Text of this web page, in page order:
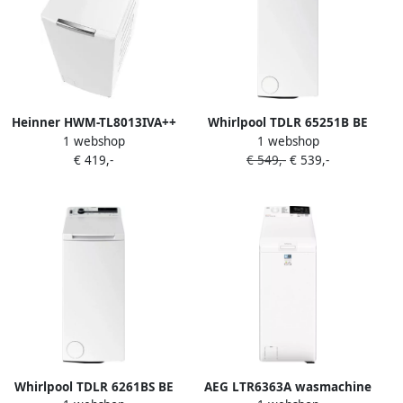
Heinner HWM-TL8013IVA++
Bovenlader Wasmachine 8
kg – 1300 tpm – Inverter
minuten Snelprogramma –
Trommelreiniging – Wit – 5
1 webshop
€ 419,-
Whirlpool TDLR 65251B BE
Bovenlader Wasmachine 6 5
kg
1 webshop
€ 549,- € 539,-
Whirlpool TDLR 6261BS BE
AEG LTR6363A wasmachine